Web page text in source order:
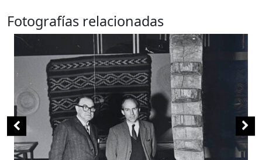
Fotografías relacionadas